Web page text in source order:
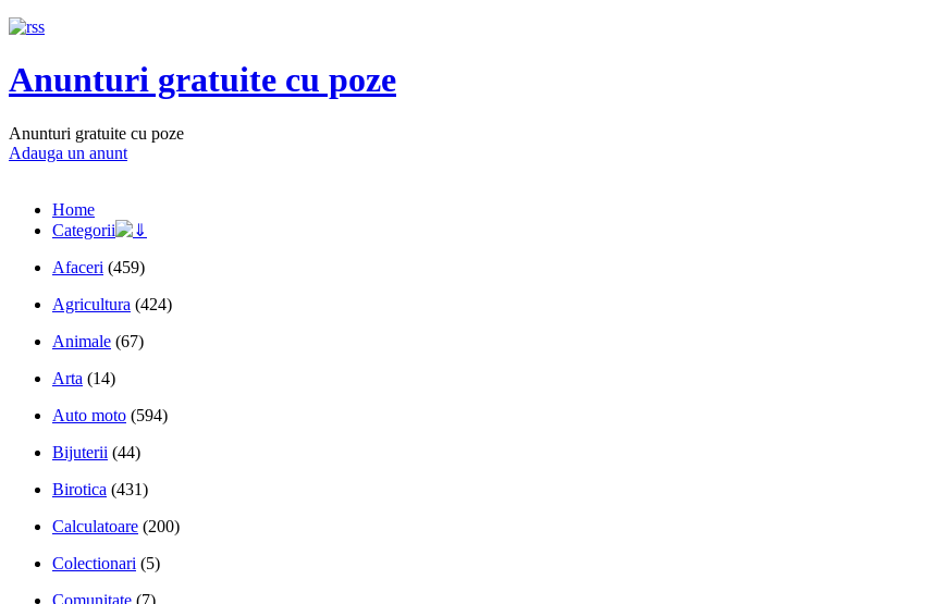
Anunturi gratuite cu poze
Anunturi gratuite cu poze
Adauga un anunt
Home
Categorii
Afaceri (459)
Agricultura (424)
Animale (67)
Arta (14)
Auto moto (594)
Bijuterii (44)
Birotica (431)
Calculatoare (200)
Colectionari (5)
Comunitate (7)